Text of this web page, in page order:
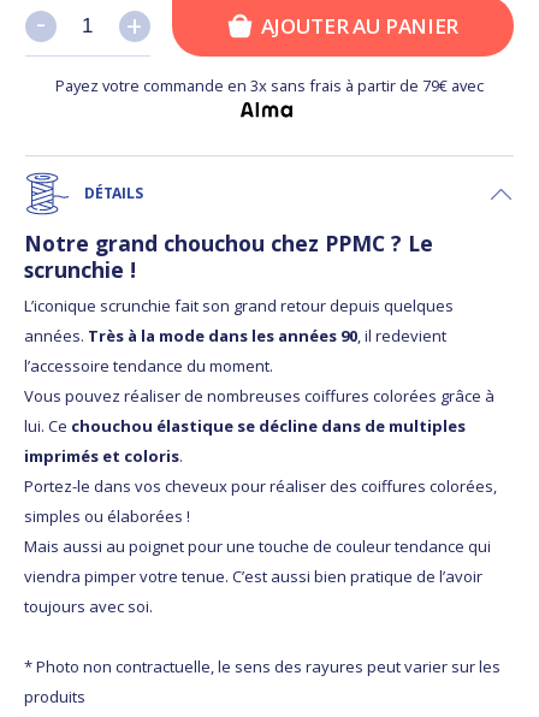
+
- +
- AJOUTER AU PANIER
Payez votre commande en 3x sans frais à partir de 79€ avec
DÉTAILS
Notre grand chouchou chez PPMC ? Le
scrunchie !
L’iconique scrunchie fait son grand retour depuis quelques
années. Très à la mode dans les années 90, il redevient
l’accessoire tendance du moment.
Vous pouvez réaliser de nombreuses coiffures colorées grâce à
lui. Ce chouchou élastique se décline dans de multiples
imprimés et coloris.
Portez-le dans vos cheveux pour réaliser des coiffures colorées,
simples ou élaborées !
Mais aussi au poignet pour une touche de couleur tendance qui
viendra pimper votre tenue. C’est aussi bien pratique de l’avoir
toujours avec soi.
* Photo non contractuelle, le sens des rayures peut varier sur les
produits